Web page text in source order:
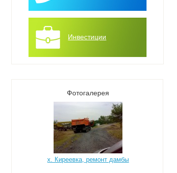
Инвестиции
Фотогалерея
х. Киреевка, ремонт дамбы